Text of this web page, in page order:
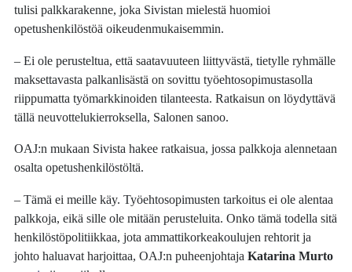
tulisi palkkarakenne, joka Sivistan mielestä huomioi
opetushenkilöstöä oikeudenmukaisemmin.
– Ei ole perusteltua, että saatavuuteen liittyvästä, tietylle ryhmälle
maksettavasta palkanlisästä on sovittu työehtosopimustasolla
riippumatta työmarkkinoiden tilanteesta. Ratkaisun on löydyttävä
tällä neuvottelukierroksella, Salonen sanoo.
OAJ:n mukaan Sivista hakee ratkaisua, jossa palkkoja alennetaan
osalta opetushenkilöstöltä.
– Tämä ei meille käy. Työehtosopimusten tarkoitus ei ole alentaa
palkkoja, eikä sille ole mitään perusteluita. Onko tämä todella sitä
henkilöstöpolitiikkaa, jota ammattikorkeakoulujen rehtorit ja
johto haluavat harjoittaa, OAJ:n puheenjohtajaKatarina Murto